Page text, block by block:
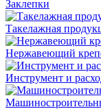
Заклепки
Такелажная
Нержавеющий
Инструмент и